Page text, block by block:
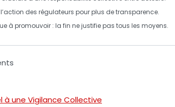
des régulateurs pour plus detransparence.
à promouvoir : la fin ne justifie pas tous les moyens.
à une Vigilance Collective